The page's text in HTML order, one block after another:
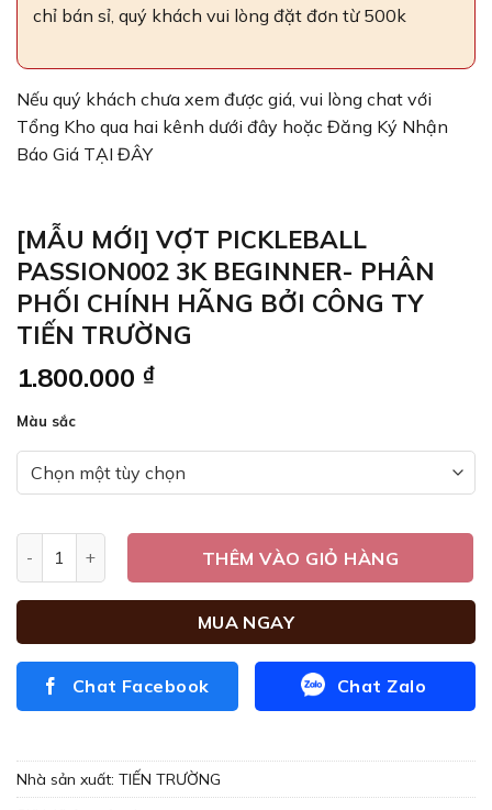
chỉ bán sỉ, quý khách vui lòng đặt đơn từ 500k
Nếu quý khách chưa xem được giá, vui lòng chat với
Tổng Kho qua hai kênh dưới đây hoặc Đăng Ký Nhận
Báo Giá TẠI ĐÂY
[MẪU MỚI] VỢT PICKLEBALL
PASSION002 3K BEGINNER- PHÂN
PHỐI CHÍNH HÃNG BỞI CÔNG TY
TIẾN TRƯỜNG
1.800.000 ₫
Màu sắc
[MẪU MỚI] VỢT PICKLEBALL PASSION002 3K BEGINNER-
THÊM VÀO GIỎ HÀNG
MUA NGAY
Chat Facebook Chat Zalo
Nhà sản xuất: TIẾN TRƯỜNG